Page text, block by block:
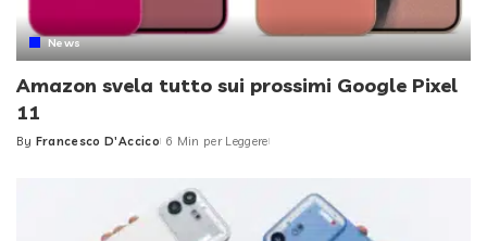
News
Amazon svela tutto sui prossimi Google Pixel
11
Posted
By Francesco D'Accico 6 Min per Leggere